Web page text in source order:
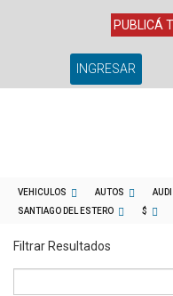
PUBLICÁ
INGRESAR
VEHICULOS AUTOS AUDI
SANTIAGO DEL ESTERO
$
Filtrar Resultados